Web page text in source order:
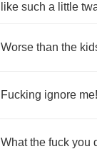
like such a little
Worse than the
Fucking ignore me!
What the fuck you